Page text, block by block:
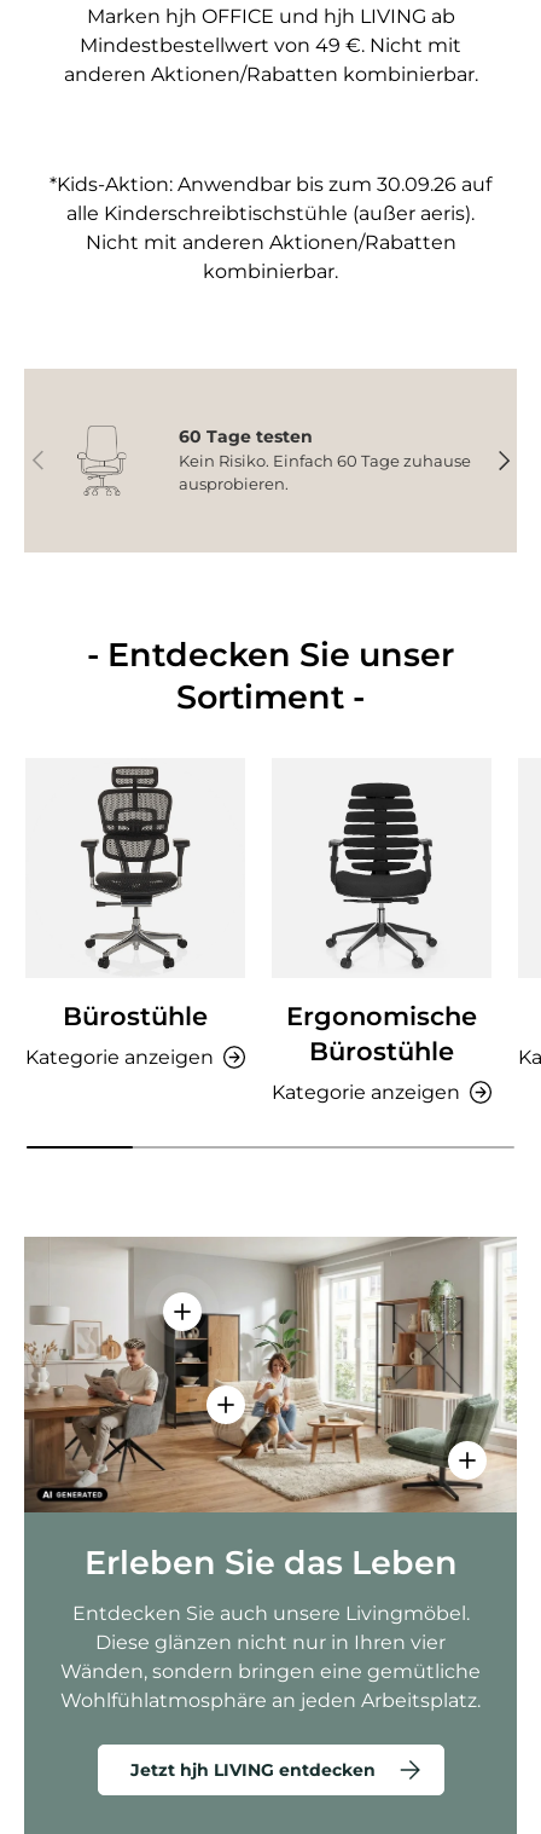
Marken hjh OFFICE und hjh LIVING ab
Mindestbestellwert von 49 €. Nicht mit
anderen Aktionen/Rabatten kombinierbar.
*Kids-Aktion: Anwendbar bis zum 30.09.26 auf
alle Kinderschreibtischstühle (außer aeris).
Nicht mit anderen Aktionen/Rabatten
kombinierbar.
Vorherige
60 Tage testen
Kein Risiko. Einfach 60 Tage zuhause
ausprobieren.
- Entdecken Sie unser
Sortiment -
Bürostühle
Kategorie anzeigen
Ergonomische
Bürostühle
Kategorie anzeigen
Einzelheiten anzeigen - AMIO H -
Einzelheiten anzeigen - Sitzolo 2
Erleben Sie das Leben
Entdecken Sie auch unsere Livingmöbel.
Diese glänzen nicht nur in Ihren vier
Wänden, sondern bringen eine gemütliche
Wohlfühlatmosphäre an jeden Arbeitsplatz.
Jetzt hjh LIVING entdecken